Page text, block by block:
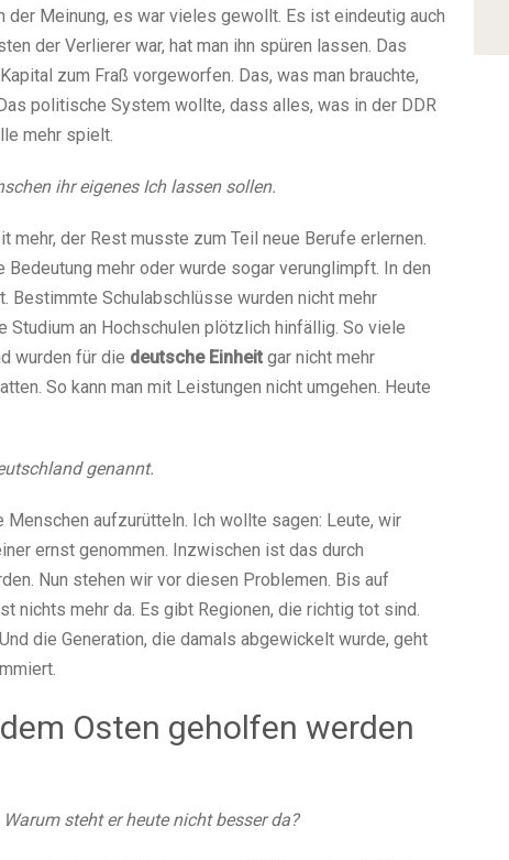
der Meinung, es war vieles gewollt. Es ist eindeutig auch
der Verlierer war, hat man ihn spüren lassen. Das
zum Fraß vorgeworfen. Das, was man brauchte,
politische System wollte, dass alles, was in der DDR
mehr spielt.
ihr eigenes Ich lassen sollen.
mehr, der Rest musste zum Teil neue Berufe erlernen.
mehr oder wurde sogar verunglimpft. In den
Schulabschlüsse wurden nicht mehr
an Hochschulen plötzlich hinfällig. So viele
wurden für die deutsche Einheit gar nicht mehr
So kann man mit Leistungen nicht umgehen. Heute
genannt.
Menschen aufzurütteln. Ich wollte sagen: Leute, wir
ernst genommen. Inzwischen ist das durch
Nun stehen wir vor diesen Problemen. Bis auf
nichts mehr da. Es gibt Regionen, die richtig tot sind.
die Generation, die damals abgewickelt wurde, geht
Osten geholfen werden
steht er heute nicht besser da?